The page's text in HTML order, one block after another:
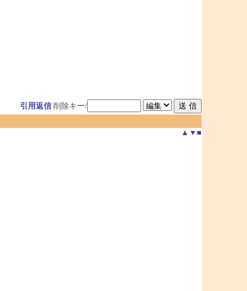
引用返信 削除キー/
▲ ▼ ■